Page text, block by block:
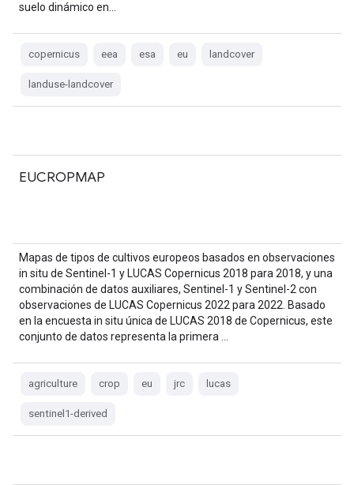
suelo dinámico en…
copernicus eea esa eu landcover
landuse-landcover
EUCROPMAP
Mapas de tipos de cultivos europeos basados en observaciones
in situ de Sentinel-1 y LUCAS Copernicus 2018 para 2018, y una
combinación de datos auxiliares, Sentinel-1 y Sentinel-2 con
observaciones de LUCAS Copernicus 2022 para 2022. Basado
en la encuesta in situ única de LUCAS 2018 de Copernicus, este
conjunto de datos representa la primera …
agriculture crop eu jrc lucas
sentinel1-derived